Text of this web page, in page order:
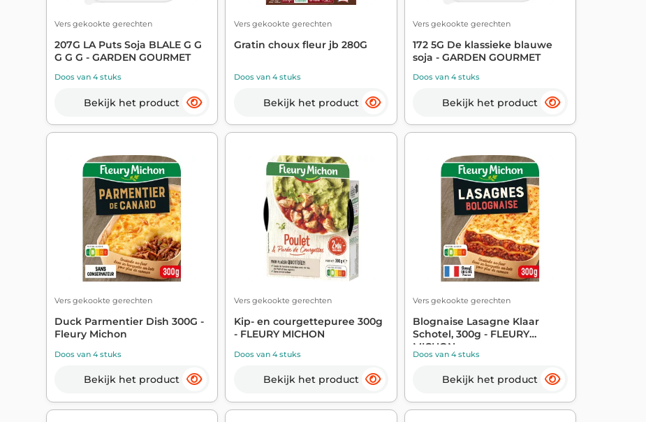
Vers gekookte gerechten
207G LA Puts Soja BLALE G G
G G G - GARDEN GOURMET
Doos van 4 stuks
Bekijk het product
Vers gekookte gerechten
Gratin choux fleur jb 280G
Doos van 4 stuks
Bekijk het product
Vers gekookte gerechten
172 5G De klassieke blauwe
soja - GARDEN GOURMET
Doos van 4 stuks
Bekijk het product
Vers gekookte gerechten
Duck Parmentier Dish 300G -
Fleury Michon
Doos van 4 stuks
Bekijk het product
Vers gekookte gerechten
Kip- en courgettepuree 300g
- FLEURY MICHON
Doos van 4 stuks
Bekijk het product
Vers gekookte gerechten
Blognaise Lasagne Klaar
Schotel, 300g - FLEURY
MICHON
Doos van 4 stuks
Bekijk het product